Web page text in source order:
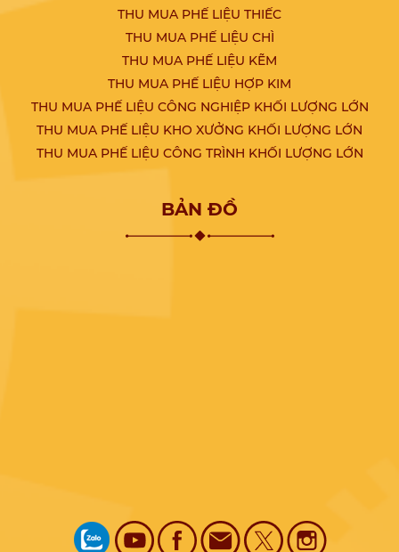
THU MUA PHẾ LIỆU THIẾC
THU MUA PHẾ LIỆU CHÌ
THU MUA PHẾ LIỆU KẼM
THU MUA PHẾ LIỆU HỢP KIM
THU MUA PHẾ LIỆU CÔNG NGHIỆP KHỐI LƯỢNG LỚN
THU MUA PHẾ LIỆU KHO XƯỞNG KHỐI LƯỢNG LỚN
THU MUA PHẾ LIỆU CÔNG TRÌNH KHỐI LƯỢNG LỚN
BẢN ĐỒ